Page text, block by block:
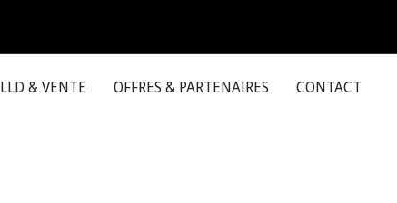
LLD & VENTE OFFRES & PARTENAIRES CONTACT